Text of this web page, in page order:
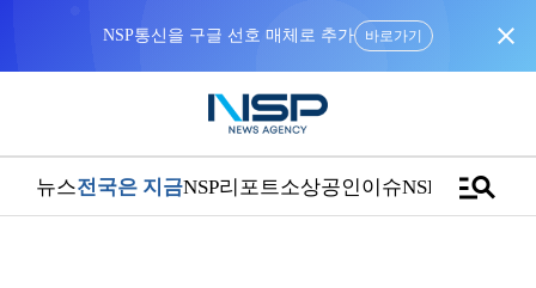
NSP통신을 구글 선호 매체로 추가 바로가기 close
뉴스전국은 지금NSP리포트소상공인이슈NSPTVmanage_search